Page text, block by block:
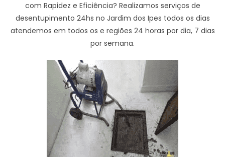
com Rapidez e Eficiência? Realizamos serviços de
desentupimento 24hs no Jardim dos Ipes todos os dias
atendemos em todos os e regiões 24 horas por dia, 7 dias
por semana.